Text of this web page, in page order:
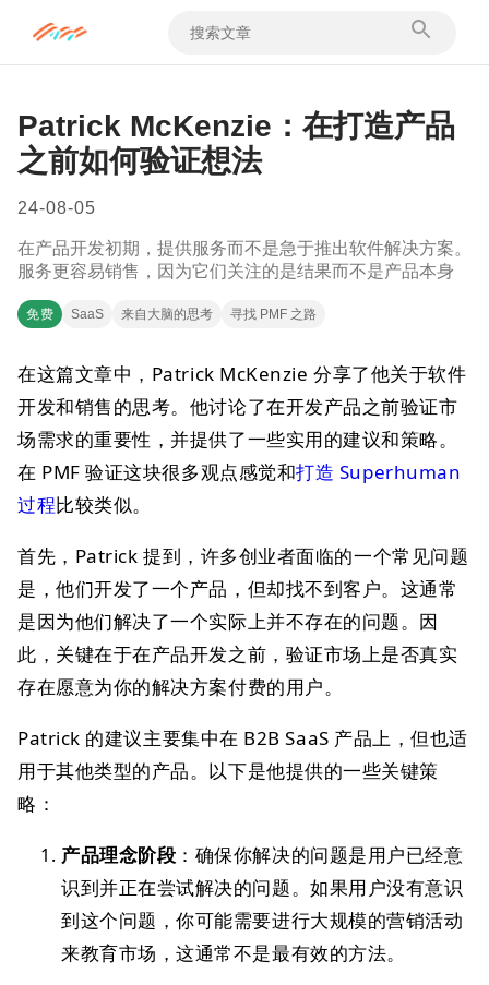
Patrick McKenzie：在打造产品
之前如何验证想法
24-08-05
在产品开发初期，提供服务而不是急于推出软件解决方案。
服务更容易销售，因为它们关注的是结果而不是产品本身
免费 SaaS 来自大脑的思考 寻找 PMF 之路
在这篇文章中，Patrick McKenzie 分享了他关于软件
开发和销售的思考。他讨论了在开发产品之前验证市
场需求的重要性，并提供了一些实用的建议和策略。
在 PMF 验证这块很多观点感觉和打造 Superhuman
过程比较类似。
首先，Patrick 提到，许多创业者面临的一个常见问题
是，他们开发了一个产品，但却找不到客户。这通常
是因为他们解决了一个实际上并不存在的问题。因
此，关键在于在产品开发之前，验证市场上是否真实
存在愿意为你的解决方案付费的用户。
Patrick 的建议主要集中在 B2B SaaS 产品上，但也适
用于其他类型的产品。以下是他提供的一些关键策
略：
产品理念阶段 ：确保你解决的问题是用户已经意
识到并正在尝试解决的问题。如果用户没有意识
到这个问题，你可能需要进行大规模的营销活动
来教育市场，这通常不是最有效的方法。